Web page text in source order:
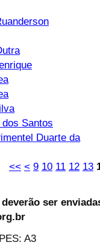
Santos
Duarte da
<< < 9 10 11 12 13
ser
A3